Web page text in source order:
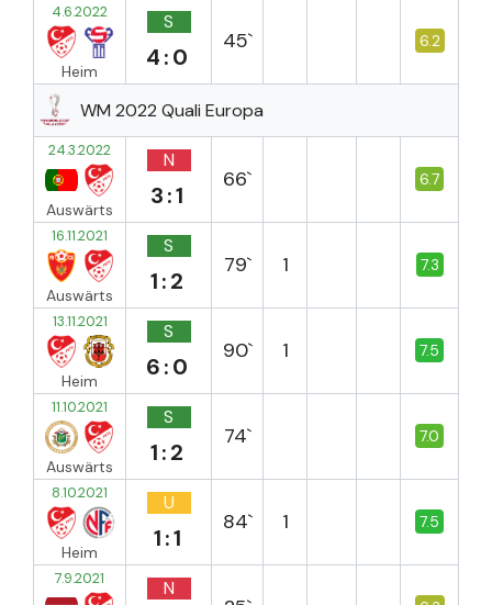
4.6.2022
Heim
S
4:0
45` 6.2
WM 2022 Quali Europa
24.3.2022
Auswärts
N
3:1
66` 6.7
16.11.2021
Auswärts
S
1:2
79` 1 7.3
13.11.2021
Heim
S
6:0
90` 1 7.5
11.10.2021
Auswärts
S
1:2
74` 7.0
8.10.2021
Heim
U
1:1
84` 1 7.5
7.9.2021 N